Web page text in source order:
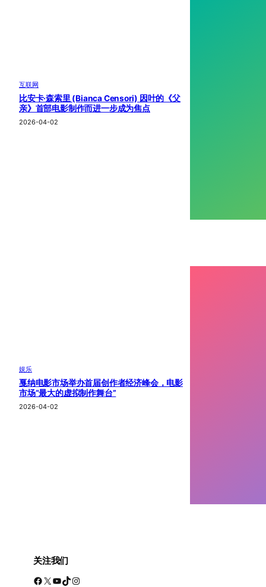
互联网
比安卡·森索里 (Bianca Censori) 因叶的《父
亲》首部电影制作而进一步成为焦点
2026-04-02
娱乐
戛纳电影市场举办首届创作者经济峰会，电影
市场“最大的虚拟制作舞台”
2026-04-02
关注我们
Facebook X YouTube TikTok Instagram